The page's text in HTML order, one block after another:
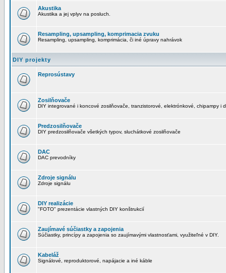
Akustika
Akustika a jej vplyv na posluch.
Resampling, upsampling, komprimacia zvuku
Resampling, upsampling, komprimácia, či iné úpravy nahrávok
DIY projekty
Reprosústavy
Zosilňovače
DIY integrované i koncové zosilňovače, tranzistorové, elektrónkové, chipampy i
Predzosilňovače
DIY predzosilňovače všetkých typov, sluchátkové zosilňovače
DAC
DAC prevodníky
Zdroje signálu
Zdroje signálu
DIY realizácie
"FOTO" prezentácie vlastných DIY konštrukcií
Zaujímavé súčiastky a zapojenia
Súčiastky, princípy a zapojenia so zaujímavými vlastnosťami, využiteľné v DIY.
Kabeláž
Signálové, reproduktorové, napájacie a iné káble